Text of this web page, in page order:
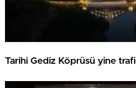
Tarihi Gediz Köprüsü yine